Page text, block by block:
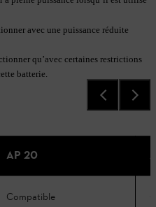
avec une puissance réduite
qu’avec certaines restrictions
batterie.
AP 20
Compatible